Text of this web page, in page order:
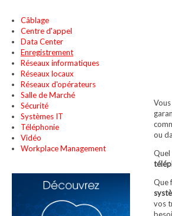
ou
Quel
Que
vos
Câblage
Centre d'appel
Data Center
Enregistrement
Réseaux informatiques
Réseaux locaux
Réseaux d'opérateurs
Salle de Marché
Sécurité
Systèmes IT
Téléphonie
Vidéo
Workplace Management